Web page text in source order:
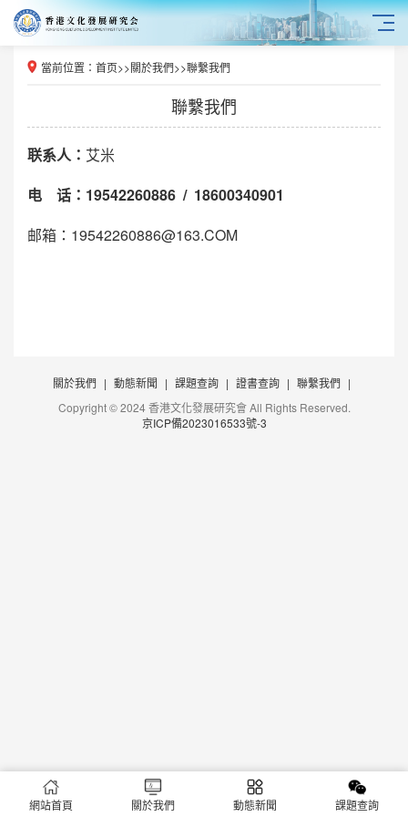
當前位置： 首页>>關於我們>>聯繫我們
聯繫我們
联系人： 艾米
电 话：19542260886 / 18600340901
邮箱：19542260886@163.COM
關於我們 | 動態新聞 | 課題查詢 | 證書查詢 | 聯繫我們 |
Copyright © 2024 香港文化發展研究會 All Rights Reserved.
京ICP備2023016533號-3
網站首頁 關於我們 動態新聞 課題查詢